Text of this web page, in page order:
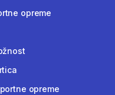
opreme
opreme